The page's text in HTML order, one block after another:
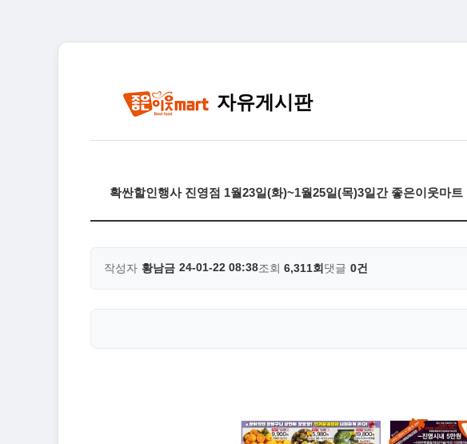
자유게시판
확싼할인행사 진영점 1월23일(화)~1월25일(목)3일간 좋은이웃마트
작성자 황남금 24-01-22 08:38조회 6,311회 댓글 0건